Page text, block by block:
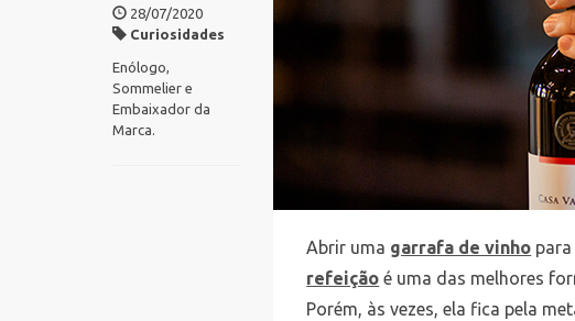
Abrir uma garrafa de vinho
refeição é uma das melhores
Porém, às vezes, ela fica pela
28/07/2020
Curiosidades
Enólogo,
Sommelier e
Embaixador da
Marca.